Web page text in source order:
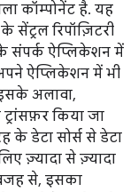
कॉम्पोनेंट है. यह
सेंट्रल रिपॉज़िटरी
संपर्क ऐप्लिकेशन में
ऐप्लिकेशन में भी
अलावा,
किया जा
के डेटा सोर्स से डेटा
ज़्यादा से ज़्यादा
से, इसका